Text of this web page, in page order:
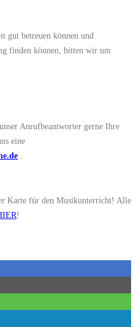
gut betreuen können und
finden können, bitten wir um
Anrufbeantworter gerne Ihre
eine
.
Karte für den Musikunterricht! Alle
!